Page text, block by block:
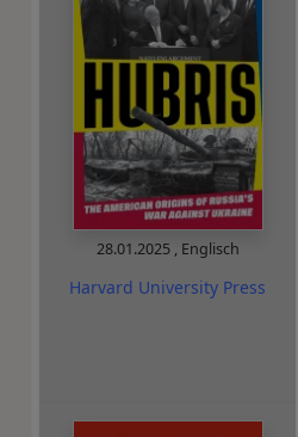
28.01.2025 , Englisch
Harvard University Press